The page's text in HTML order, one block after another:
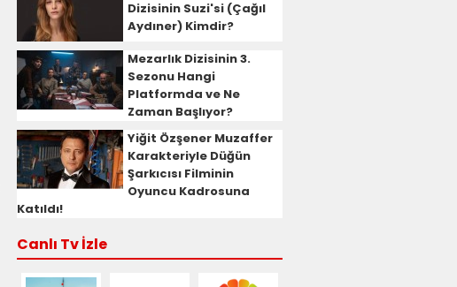
Dizisinin Suzi'si (Çağıl
Aydıner) Kimdir?
Mezarlık Dizisinin 3.
Sezonu Hangi
Platformda ve Ne
Zaman Başlıyor?
Yiğit Özşener Muzaffer
Karakteriyle Düğün
Şarkıcısı Filminin
Oyuncu Kadrosuna
Katıldı!
Canlı Tv İzle